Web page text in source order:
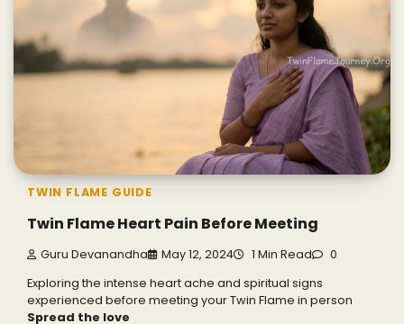
TWIN FLAME GUIDE
Twin Flame Heart Pain Before Meeting
Guru Devanandha May 12, 2024 1 Min Read 0
Exploring the intense heart ache and spiritual signs
experienced before meeting your Twin Flame in person
Spread the love